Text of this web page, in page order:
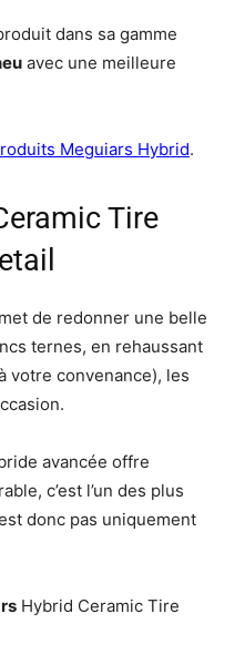
dans sa gamme
avec une meilleure
Meguiars Hybrid.
Tire
de redonner une belle
ternes, en rehaussant
votre convenance), les
avancée offre
c’est l’un des plus
donc pas uniquement
Hybrid Ceramic Tire